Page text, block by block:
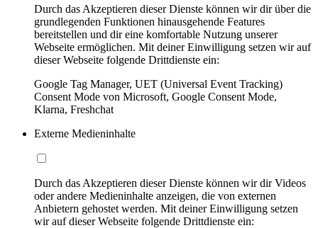
Durch das Akzeptieren dieser Dienste können wir dir über die
grundlegenden Funktionen hinausgehende Features
bereitstellen und dir eine komfortable Nutzung unserer
Webseite ermöglichen. Mit deiner Einwilligung setzen wir auf
dieser Webseite folgende Drittdienste ein:
Google Tag Manager, UET (Universal Event Tracking)
Consent Mode von Microsoft, Google Consent Mode,
Klarna, Freshchat
Externe Medieninhalte
Durch das Akzeptieren dieser Dienste können wir dir Videos
oder andere Medieninhalte anzeigen, die von externen
Anbietern gehostet werden. Mit deiner Einwilligung setzen
wir auf dieser Webseite folgende Drittdienste ein: